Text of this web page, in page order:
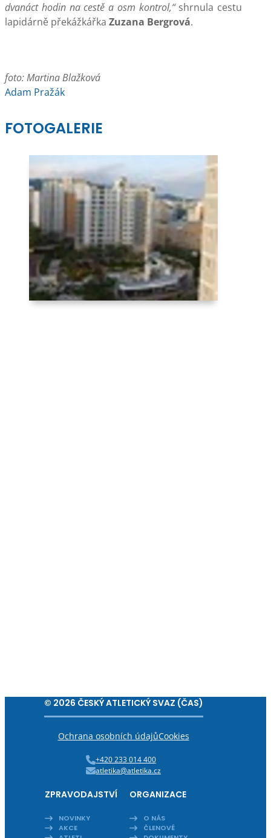
dvanáct hodin na cestě a osm kontrol,“shrnula cestu
lapidárně překážkářka Zuzana Bergrová.
foto: Martina Blažková
Adam Pražák
FOTOGALERIE
© 2026 ČESKÝ ATLETICKÝ SVAZ (ČAS)
Ochrana osobních údajůCookies
+420 233 014 400
atletika@atletika.cz
ZPRAVODAJSTVÍ
NOVINKY
AKCE
ORGANIZACE
O NÁS
ČLENOVÉ